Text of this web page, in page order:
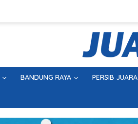
BANDUNG RAYA PERSIB JUARA